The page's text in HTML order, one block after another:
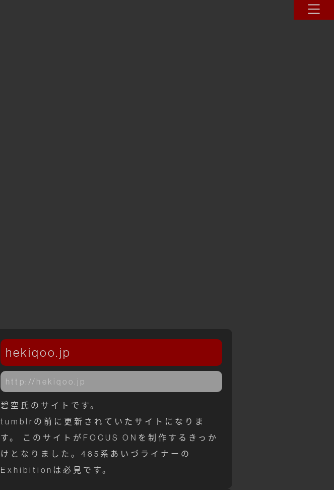
hekiqoo.jp
http://hekiqoo.jp
碧空氏のサイトです。
tumblrの前に更新されていたサイトになりま
す。 このサイトがFOCUS ONを制作するきっか
けとなりました。485系あいづライナーの
Exhibitionは必見です。